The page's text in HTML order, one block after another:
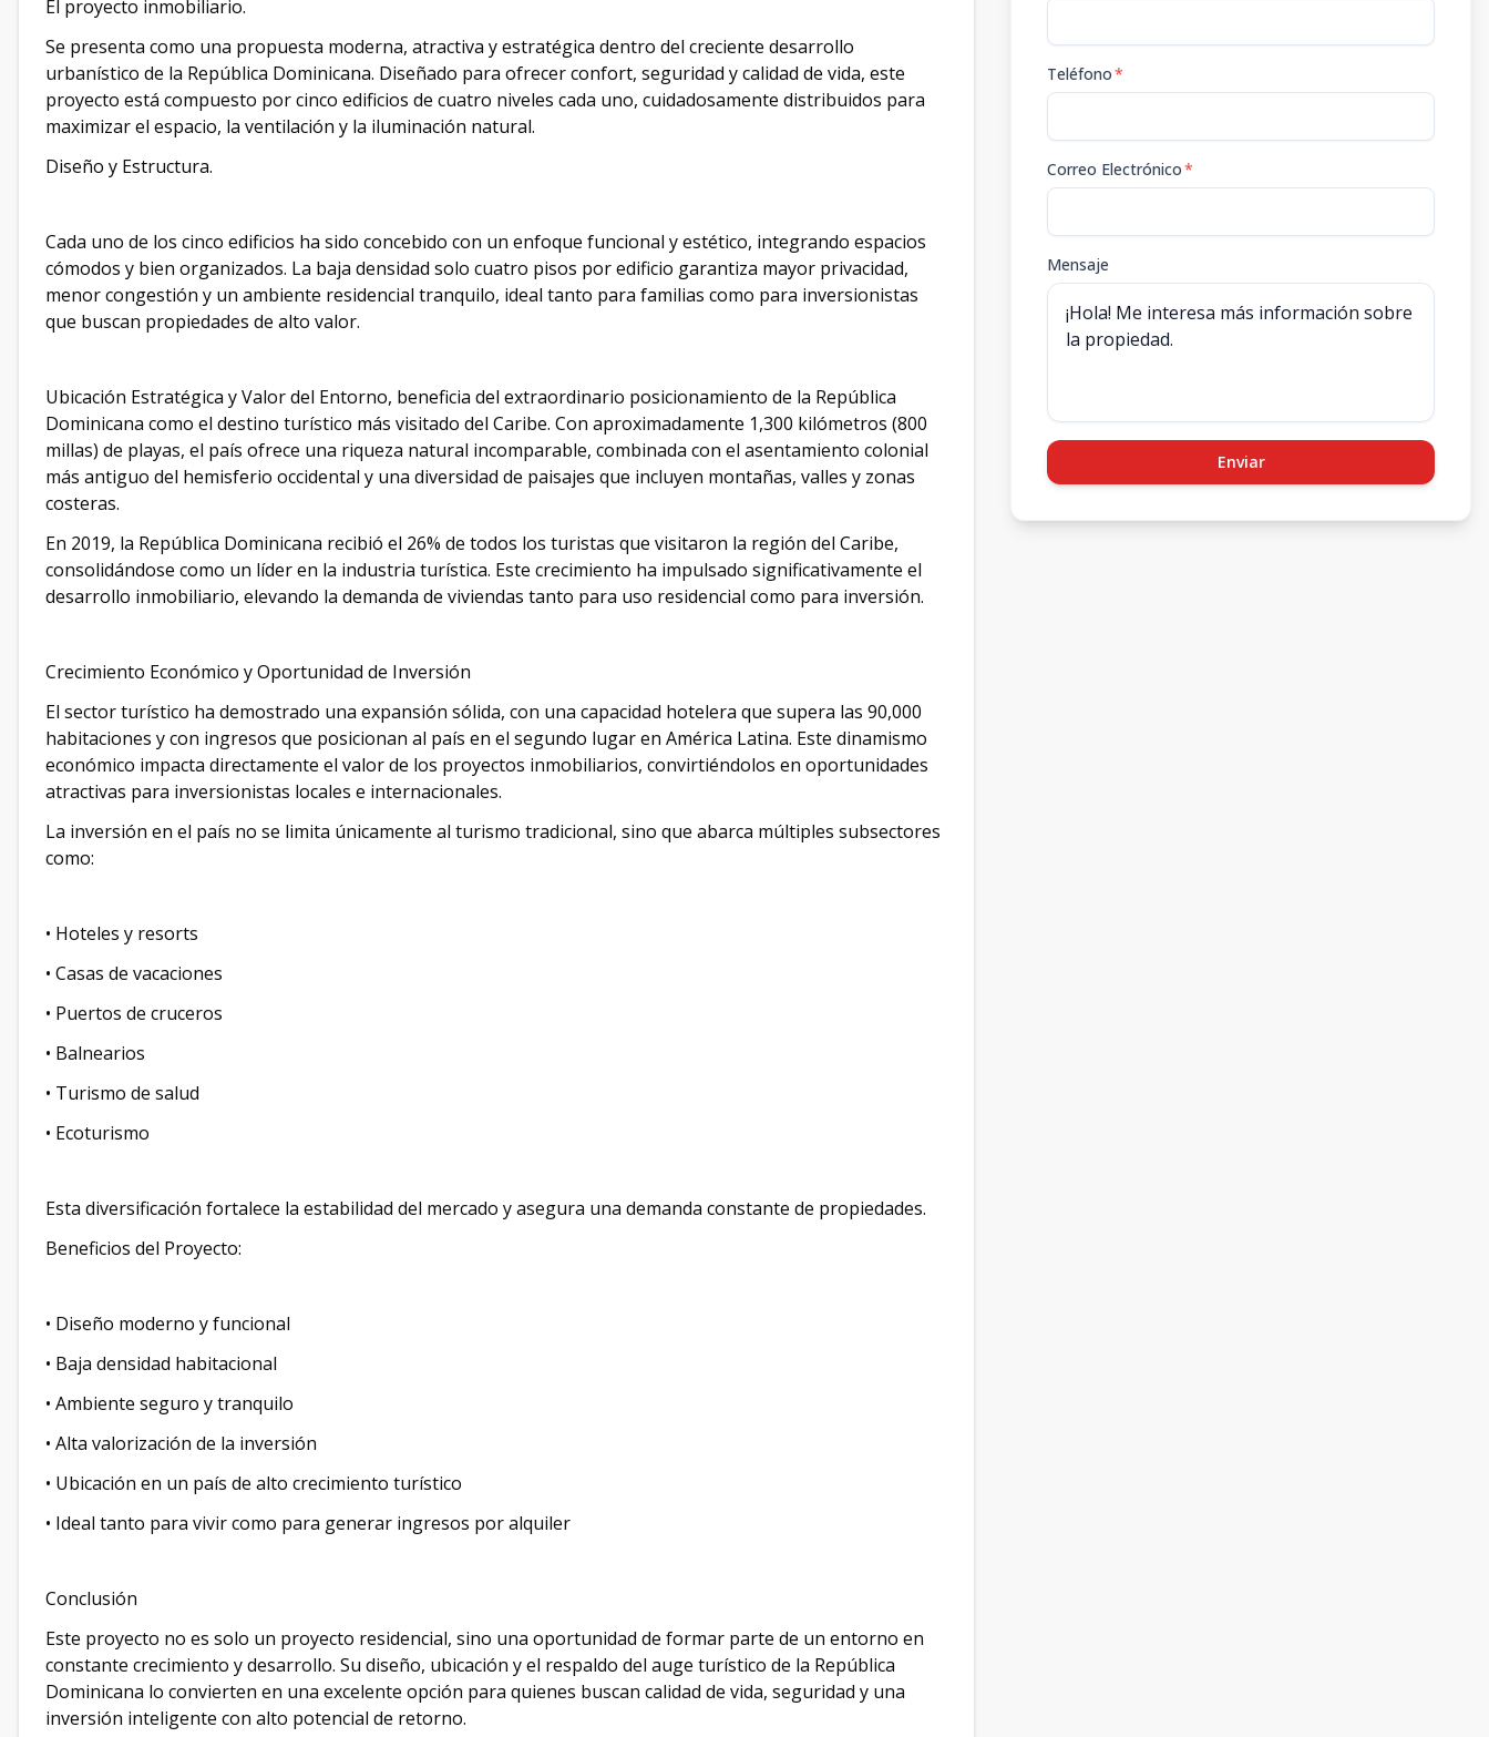
El proyecto inmobiliario.
Se presenta como una propuesta moderna, atractiva y estratégica dentro del creciente desarrollo
urbanístico de la República Dominicana. Diseñado para ofrecer confort, seguridad y calidad de vida, este
proyecto está compuesto por cinco edificios de cuatro niveles cada uno, cuidadosamente distribuidos para
maximizar el espacio, la ventilación y la iluminación natural.
Diseño y Estructura.
Cada uno de los cinco edificios ha sido concebido con un enfoque funcional y estético, integrando espacios
cómodos y bien organizados. La baja densidad solo cuatro pisos por edificio garantiza mayor privacidad,
menor congestión y un ambiente residencial tranquilo, ideal tanto para familias como para inversionistas
que buscan propiedades de alto valor.
Ubicación Estratégica y Valor del Entorno, beneficia del extraordinario posicionamiento de la República
Dominicana como el destino turístico más visitado del Caribe. Con aproximadamente 1,300 kilómetros (800
millas) de playas, el país ofrece una riqueza natural incomparable, combinada con el asentamiento colonial
más antiguo del hemisferio occidental y una diversidad de paisajes que incluyen montañas, valles y zonas
costeras.
En 2019, la República Dominicana recibió el 26% de todos los turistas que visitaron la región del Caribe,
consolidándose como un líder en la industria turística. Este crecimiento ha impulsado significativamente el
desarrollo inmobiliario, elevando la demanda de viviendas tanto para uso residencial como para inversión.
Crecimiento Económico y Oportunidad de Inversión
El sector turístico ha demostrado una expansión sólida, con una capacidad hotelera que supera las 90,000
habitaciones y con ingresos que posicionan al país en el segundo lugar en América Latina. Este dinamismo
económico impacta directamente el valor de los proyectos inmobiliarios, convirtiéndolos en oportunidades
atractivas para inversionistas locales e internacionales.
La inversión en el país no se limita únicamente al turismo tradicional, sino que abarca múltiples subsectores
como:
•⁠ ⁠Hoteles y resorts
•⁠ ⁠Casas de vacaciones
•⁠ ⁠Puertos de cruceros
•⁠ ⁠Balnearios
•⁠ ⁠Turismo de salud
•⁠ ⁠Ecoturismo
Esta diversificación fortalece la estabilidad del mercado y asegura una demanda constante de propiedades.
Beneficios del Proyecto:
•⁠ ⁠Diseño moderno y funcional
•⁠ ⁠Baja densidad habitacional
•⁠ ⁠Ambiente seguro y tranquilo
•⁠ ⁠Alta valorización de la inversión
•⁠ ⁠Ubicación en un país de alto crecimiento turístico
•⁠ ⁠Ideal tanto para vivir como para generar ingresos por alquiler
Conclusión
Este proyecto no es solo un proyecto residencial, sino una oportunidad de formar parte de un entorno en
constante crecimiento y desarrollo. Su diseño, ubicación y el respaldo del auge turístico de la República
Dominicana lo convierten en una excelente opción para quienes buscan calidad de vida, seguridad y una
inversión inteligente con alto potencial de retorno.
Teléfono*
Correo Electrónico*
Mensaje
Enviar